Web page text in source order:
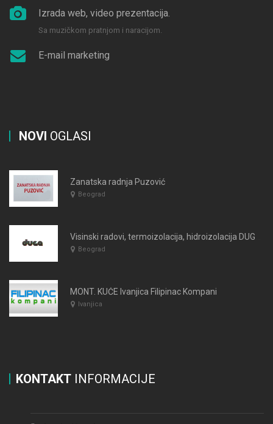
Izrada web, video prezentacija.
Sa muzičkom pratnjom i naracijom.
E-mail marketing
NOVI OGLASI
Zanatska radnja Puzović
Beograd
Beograd
MONT. KUĆE Ivanjica Filipinac Kompani
Ivanjica
KONTAKT INFORMACIJE